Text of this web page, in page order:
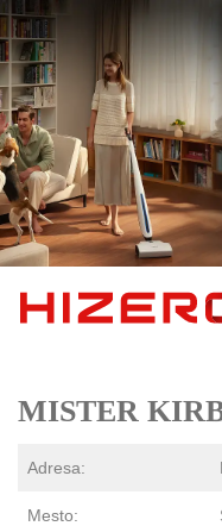
MISTER
Adresa:
Mesto: